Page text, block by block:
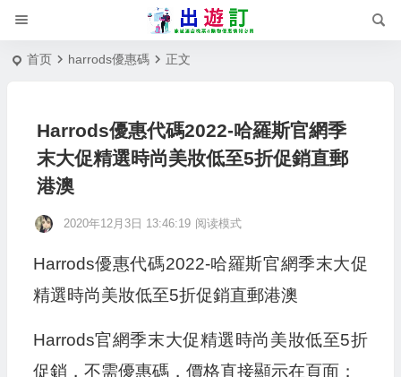
首页 harrods優惠碼 正文
Harrods優惠代碼2022-哈羅斯官網季
末大促精選時尚美妝低至5折促銷直郵
港澳
2020年12月3日 13:46:19 阅读模式
Harrods優惠代碼2022-哈羅斯官網季末大促
精選時尚美妝低至5折促銷直郵港澳
Harrods官網季末大促精選時尚美妝低至5折
促銷，不需優惠碼，價格直接顯示在頁面；